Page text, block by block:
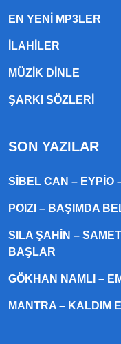
EN YENI MP3LER
ILAHILER
MÜZIK DINLE
ŞARKI SÖZLERI
SON YAZILAR
SIBEL CAN – EYPIO
POIZI – BAŞIMDA
SILA ŞAHIN –
BAŞLAR
GÖKHAN NAMLI –
MANTRA – KALDIM